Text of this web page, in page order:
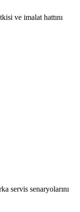
ve imalat hattını
servis senaryolarını